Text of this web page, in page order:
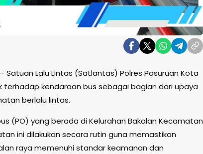
– Satuan Lalu Lintas (Satlantas) Polres Pasuruan Kota
terhadap kendaraan bus sebagai bagian dari upaya
berlalu lintas.
(PO) yang berada di Kelurahan Bakalan Kecamatan
ini dilakukan secara rutin guna memastikan
raya memenuhi standar keamanan dan